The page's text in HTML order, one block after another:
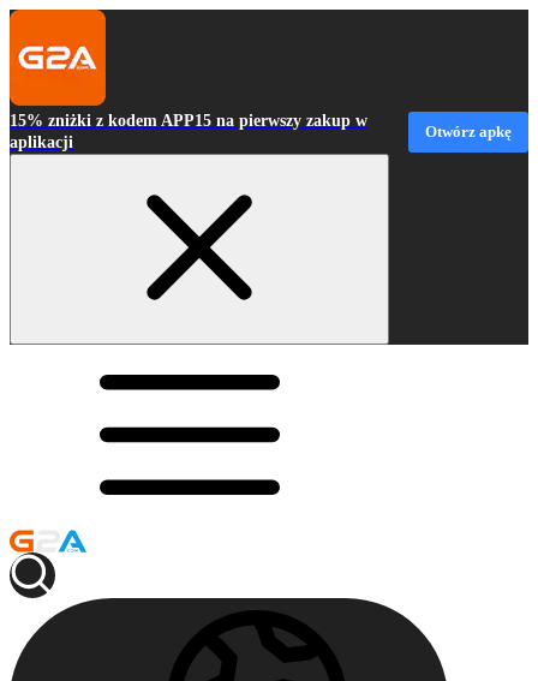
15% zniżki z kodem APP15 na pierwszy zakup w
aplikacji
Otwórz apkę